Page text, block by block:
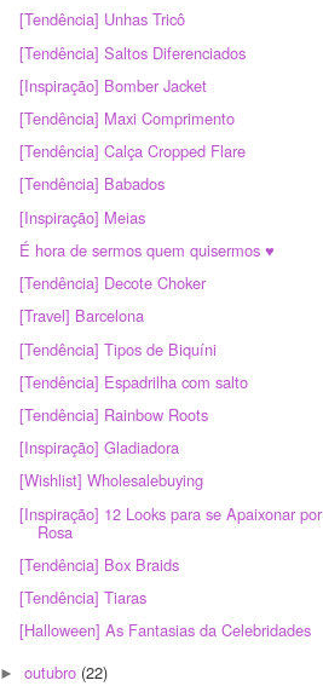
[Tendência] Unhas Tricô
[Tendência] Saltos Diferenciados
[Inspiração] Bomber Jacket
[Tendência] Maxi Comprimento
[Tendência] Calça Cropped Flare
[Tendência] Babados
[Inspiração] Meias
É hora de sermos quem quisermos ♥
[Tendência] Decote Choker
[Travel] Barcelona
[Tendência] Tipos de Biquíni
[Tendência] Espadrilha com salto
[Tendência] Rainbow Roots
[Inspiração] Gladiadora
[Wishlist] Wholesalebuying
[Inspiração] 12 Looks para se Apaixonar por
Rosa
[Tendência] Box Braids
[Tendência] Tiaras
[Halloween] As Fantasias da Celebridades
►outubro (22)